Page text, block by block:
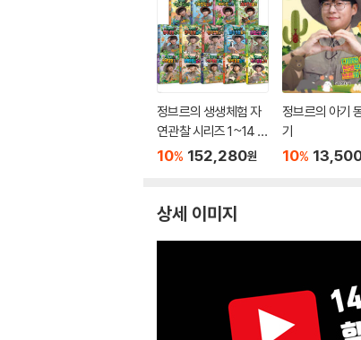
정브르의 생생체험 자
연관찰 시리즈 1~14 세
트
10% 152,280원
정브르의 아기
기
10%
상세 이미지